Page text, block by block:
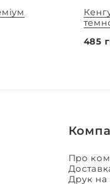
485
Про
Друк на